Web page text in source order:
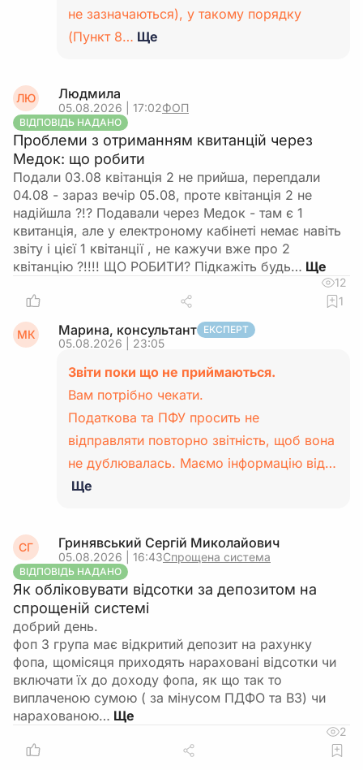
не зазначаються), у такому порядку
(Пункт 8… Ще
ЛЮ Людмила
05.08.2026 | 17:02ФОП
ВІДПОВІДЬ НАДАНО
Проблеми з отриманням квитанцій через
Медок: що робити
Подали 03.08 квітанція 2 не прийша, перепдали
04.08 - зараз вечір 05.08, проте квітанція 2 не
надійшла ?!? Подавали через Медок - там є 1
квитанція, але у електроному кабінеті немає навіть
звіту і цієї 1 квітанції , не кажучи вже про 2
квітанцію ?!!!! ЩО РОБИТИ? Підкажіть будь…
12
1
МК Марина, консультант ЕКСПЕРТ
05.08.2026 | 23:05
Звіти поки що не приймаються.
Вам потрібно чекати.
Податкова та ПФУ просить не
відправляти повторно звітність, щоб вона
не дублювалась. Маємо інформацію від…
Ще
СГ Гринявський Сергій Миколайович
05.08.2026 | 16:43Спрощена система
ВІДПОВІДЬ НАДАНО
Як обліковувати відсотки за депозитом на
спрощеній системі
добрий день.
фоп 3 група має відкритий депозит на рахунку
фопа, щомісяця приходять нараховані відсотки чи
включати їх до доходу фопа, як що так то
виплаченою сумою ( за мінусом ПДФО та ВЗ) чи
нарахованою…
2